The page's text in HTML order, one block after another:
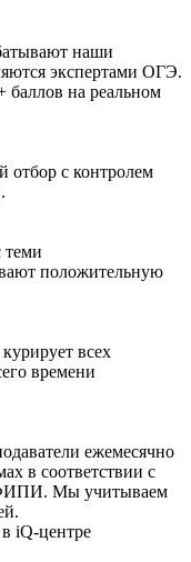
наши
экспертами ОГЭ.
баллов на реальном
отбор с контролем
теми
положительную
всех
времени
ежемесячно
в соответствии с
Мы учитываем
iQ-центре